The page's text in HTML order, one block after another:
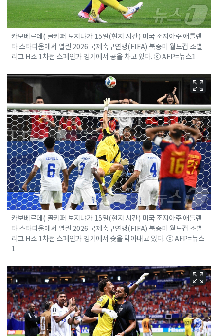
카보베르데( 골키퍼 보지냐가 15일(현지 시간) 미국 조지아주 애틀랜
타 스타디움에서 열린 2026 국제축구연맹(FIFA) 북중미 월드컵 조별
리그 H조 1차전 스페인과 경기에서 공을 차고 있다. ⓒ AFP=뉴스1
카보베르데( 골키퍼 보지냐가 15일(현지 시간) 미국 조지아주 애틀랜
타 스타디움에서 열린 2026 국제축구연맹(FIFA) 북중미 월드컵 조별
리그 H조 1차전 스페인과 경기에서 슛을 막아내고 있다. ⓒ AFP=뉴스
1